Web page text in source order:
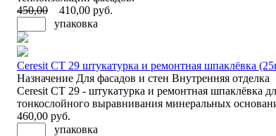
450,00 410,00 руб.
упаковка
Ceresit CT 29 штукатурка и ремонтная шпаклёвка
Назначение Для фасадов и стен Внутренняя отделка
Ceresit CT 29 - штукатурка и ремонтная шпаклёвка
тонкослойного выравнивания минеральных
460,00 руб.
упаковка